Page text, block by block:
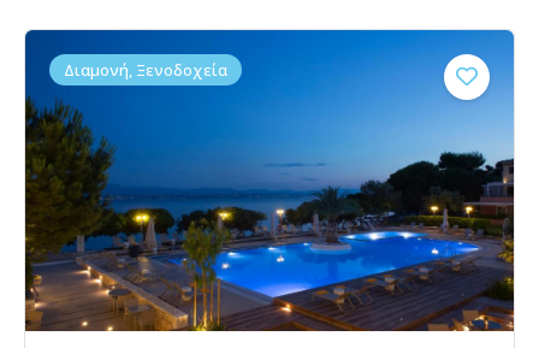
3.5
Διαμονή, Ξενοδοχεία